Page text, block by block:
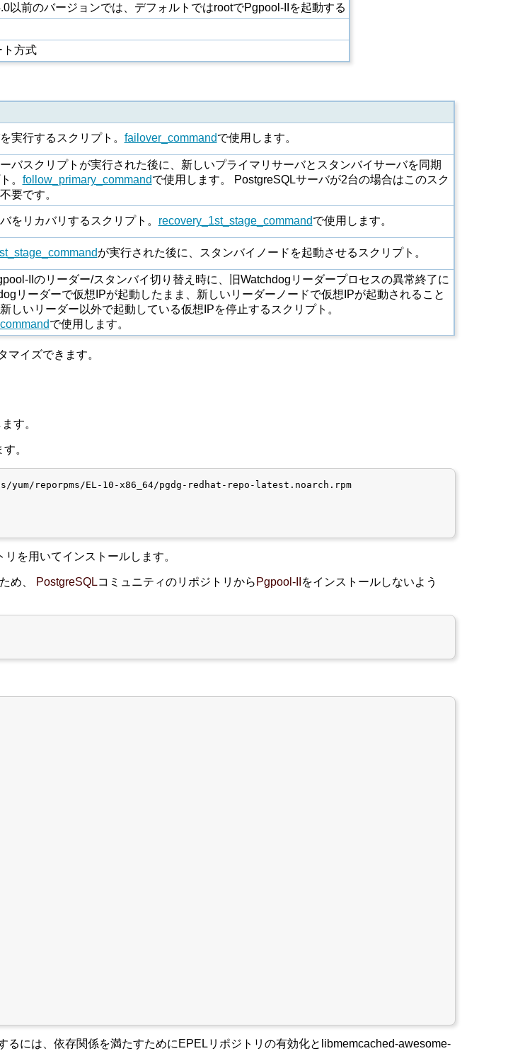
以前のバージョンでは、デフォルトではrootでPgpool-IIを起動する
ト方式
実行するスクリプト。 failover_commandで使用します。
ーバスクリプトが実行された後に、新しいプライマリサーバとスタンバイサーバを同期
。 follow_primary_commandで使用します。 PostgreSQLサーバが2台の場合はこのスク
要です。
をリカバリするスクリプト。 recovery_1st_stage_commandで使用します。
が実行された後に、スタンバイノードを起動させるスクリプト。
IIのリーダー/スタンバイ切り替え時に、旧Watchdogリーダープロセスの異常終了に
リーダーで仮想IPが起動したまま、新しいリーダーノードで仮想IPが起動されること
しいリーダー以外で起動している仮想IPを停止するスクリプト。
で使用します。
マイズできます。
す。
。
reporpms/EL-10-x86_64/pgdg-redhat-repo-latest.noarch.rpm
を用いてインストールします。
め、 PostgreSQLコミュニティのリポジトリから Pgpool-II をインストールしないよう
るには、依存関係を満たすためにEPELリポジトリの有効化とlibmemcached-awesome-